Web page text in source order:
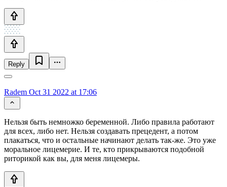
Reply
Radem Oct 31 2022 at 17:06
Нельзя быть немножко беременной. Либо правила работают
для всех, либо нет. Нельзя создавать прецедент, а потом
плакаться, что и остальные начинают делать так-же. Это уже
моральное лицемерие. И те, кто прикрываются подобной
риторикой как вы, для меня лицемеры.